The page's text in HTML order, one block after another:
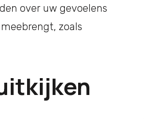
over uw gevoelens
zoals